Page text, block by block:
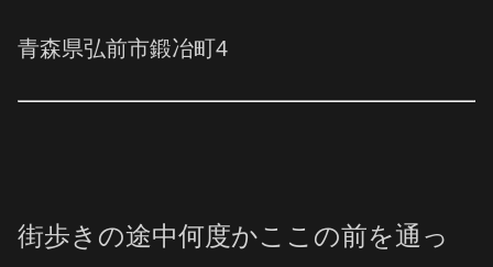
青森県弘前市鍛冶町4
街歩きの途中何度かここの前を通っ